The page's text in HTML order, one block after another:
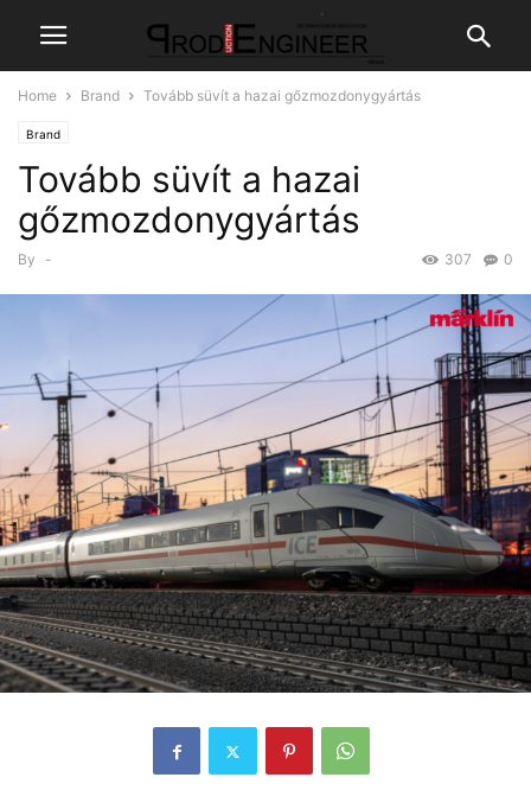
Home Brand Tovább süvít a hazai gőzmozdonygyártás
Brand
Tovább süvít a hazai
gőzmozdonygyártás
By - 0
307